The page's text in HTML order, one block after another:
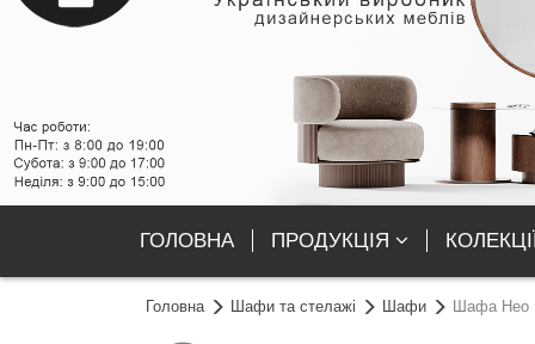
ГОЛОВНА ПРОДУКЦІЯ
Головна Шафи та стелажі Шафи Шафа Нео